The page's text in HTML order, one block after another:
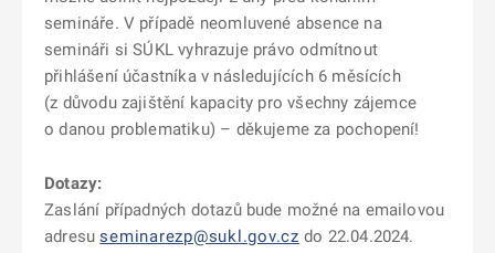
semináře. V případě neomluvené absence na
semináři si SÚKL vyhrazuje právo odmítnout
přihlášení účastníka v následujících 6 měsících
(z důvodu zajištění kapacity pro všechny zájemce
o danou problematiku) – děkujeme za pochopení!
Dotazy:
Zaslání případných dotazů bude možné na emailovou
adresuseminarezp@sukl.gov.cz do 22.04.2024.